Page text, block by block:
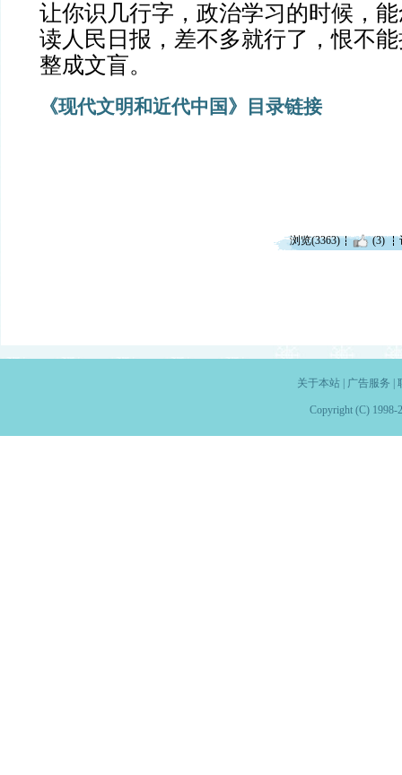
让你识几行字，政治学习的时候，
读人民日报，差不多就行了，恨不
整成文盲。
《现代文明和近代中国》目录链接
浏览(3363) (3)
关于本站| 广告服务
Copyright (C) 1998-